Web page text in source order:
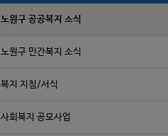
노원구 공공복지 소식
노원구 민간복지 소식
복지 지침/서식
사회복지 공모사업